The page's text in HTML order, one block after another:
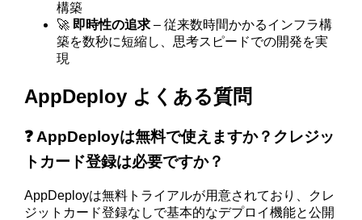
構築
🚀 即時性の追求 – 従来数時間かかるインフラ構
築を数秒に短縮し、思考スピードでの開発を実
現
AppDeploy よくある質問
❓ AppDeployは無料で使えますか？クレジッ
トカード登録は必要ですか？
AppDeployは無料トライアルが用意されており、クレ
ジットカード登録なしで基本的なデプロイ機能と公開